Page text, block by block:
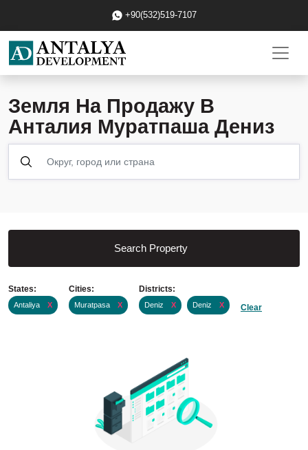
+90(532)519-7107
Земля На Продажу В
Анталия Муратпаша Дениз
Search Property
States:
Antaliya X
Cities:
Muratpasa X
Districts:
Deniz X Deniz X Clear